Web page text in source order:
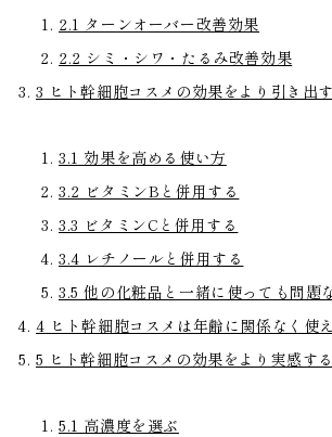
2.1 ターンオーバー改善効果
2.2 シミ・シワ・たるみ改善効果
3 ヒト幹細胞コスメの効果をより引き出
3.1 効果を高める使い方
3.2 ビタミンBと併用する
3.3 ビタミンCと併用する
3.4 レチノールと併用する
3.5 他の化粧品と一緒に使っても問題
4 ヒト幹細胞コスメは年齢に関係なく使
5 ヒト幹細胞コスメの効果をより実感す
5.1 高濃度を選ぶ